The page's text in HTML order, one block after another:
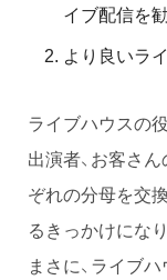
イブ配信を
より良いラ
ライブハウスの役
出演者、お客さ
ぞれの分母を交
るきっかけにな
まさに、ライブ